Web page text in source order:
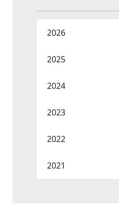
2026
2025
2024
2023
2022
2021